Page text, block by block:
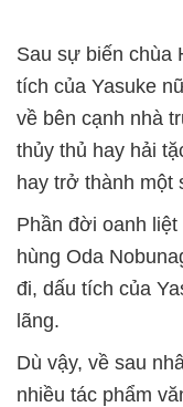
Sau sự biến chùa
tích của Yasuke
về bên cạnh nhà
thủy thủ hay hải
hay trở thành một
Phần đời oanh
hùng Oda
đi, dấu tích của
lãng.
Dù vậy, về sau
nhiều tác phẩm